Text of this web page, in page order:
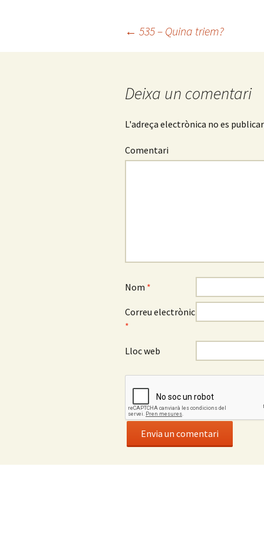
o
o
k
er
p
ar
te
Navegació
← 535 – Quina triem?
Deixa un comentari
L'adreça electrònica no es
Comentari
Nom *
Correu electrònic
*
Lloc web